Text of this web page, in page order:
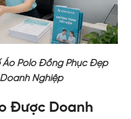
Áo Polo Đồng Phục Đẹp
Nghiệp
Được Doanh